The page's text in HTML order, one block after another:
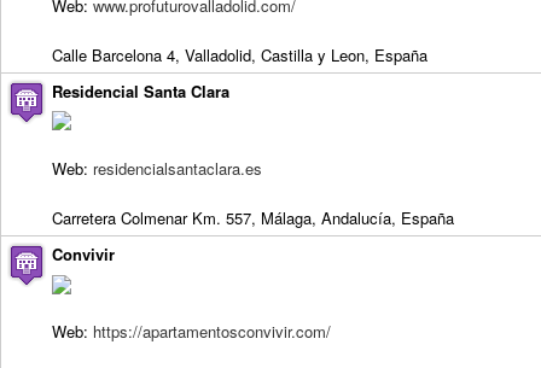
Web: www.profuturovalladolid.com/
Calle Barcelona 4, Valladolid, Castilla y Leon, España
Residencial Santa Clara
Web: residencialsantaclara.es
Carretera Colmenar Km. 557, Málaga, Andalucía, España
Convivir
Web: https://apartamentosconvivir.com/